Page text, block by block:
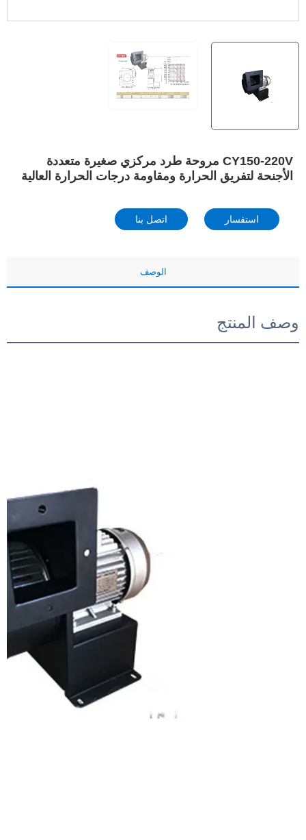
CY150-220V مروحة طرد مركزي صغيرة متعددة
الأجنحة لتفريق الحرارة ومقاومة درجات الحرارة العالية
استفسار اتصل بنا
الوصف
وصف المنتج